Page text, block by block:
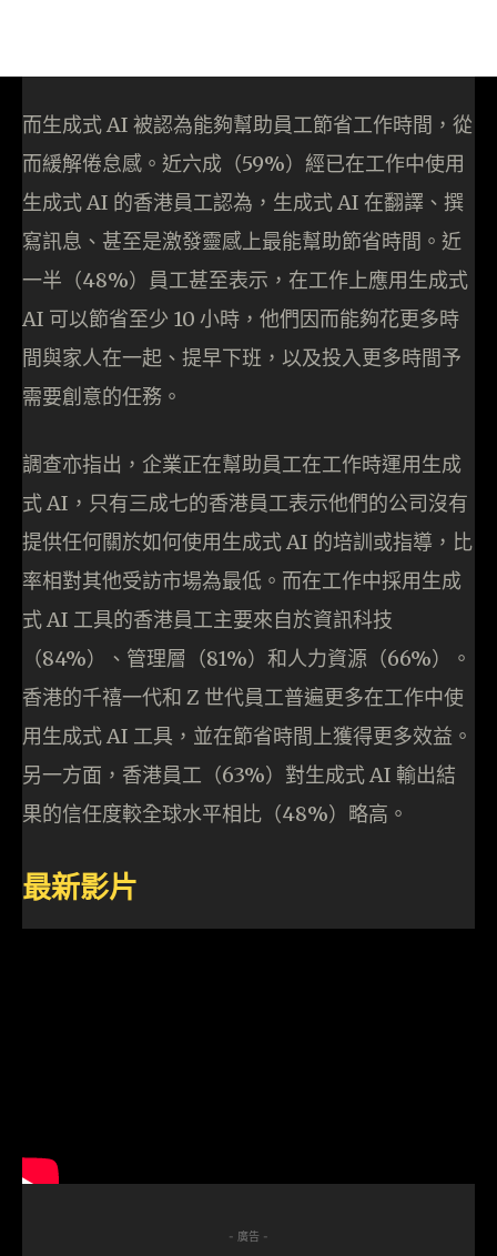
而生成式 AI 被認為能夠幫助員工節省工作時間，從
而緩解倦怠感。近六成（59%）經已在工作中使用
生成式 AI 的香港員工認為，生成式 AI 在翻譯、撰
寫訊息、甚至是激發靈感上最能幫助節省時間。近
一半（48%）員工甚至表示，在工作上應用生成式
AI 可以節省至少 10 小時，他們因而能夠花更多時
間與家人在一起、提早下班，以及投入更多時間予
需要創意的任務。
調查亦指出，企業正在幫助員工在工作時運用生成
式 AI，只有三成七的香港員工表示他們的公司沒有
提供任何關於如何使用生成式 AI 的培訓或指導，比
率相對其他受訪市場為最低。而在工作中採用生成
式 AI 工具的香港員工主要來自於資訊科技
（84%）、管理層（81%）和人力資源（66%）。
香港的千禧一代和 Z 世代員工普遍更多在工作中使
用生成式 AI 工具，並在節省時間上獲得更多效益。
另一方面，香港員工（63%）對生成式 AI 輸出結
果的信任度較全球水平相比（48%）略高。
最新影片
- 廣告 -